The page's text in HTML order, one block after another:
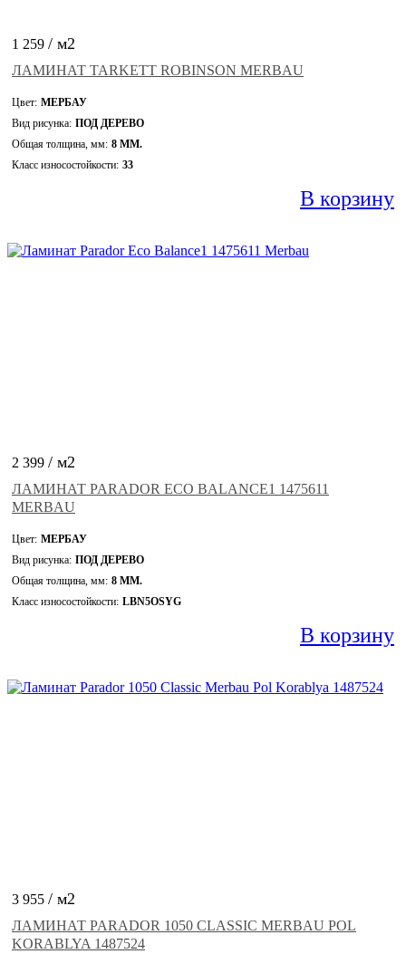
1 259 / м2
ЛАМИНАТ TARKETT ROBINSON MERBAU
Цвет: МЕРБАУ
Вид рисунка: ПОД ДЕРЕВО
Общая толщина, мм: 8 ММ.
Класс износостойкости: 33
В корзину
2 399 / м2
ЛАМИНАТ PARADOR ECO BALANCE1 1475611
MERBAU
Цвет: МЕРБАУ
Вид рисунка: ПОД ДЕРЕВО
Общая толщина, мм: 8 ММ.
Класс износостойкости: LBN5OSYG
В корзину
3 955 / м2
ЛАМИНАТ PARADOR 1050 CLASSIC MERBAU POL
KORABLYA 1487524